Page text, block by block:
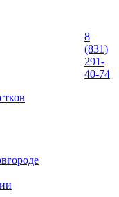
8
(831)
291-
40-74